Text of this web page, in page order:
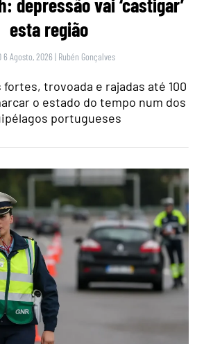
depressão vai ‘castigar’
esta região
6 Agosto, 2026 | Rubén Gonçalves
fortes, trovoada e rajadas até 100
o estado do tempo num dos
portugueses